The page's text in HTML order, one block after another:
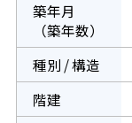
築年月
（築年数）
種別 / 構造
階建